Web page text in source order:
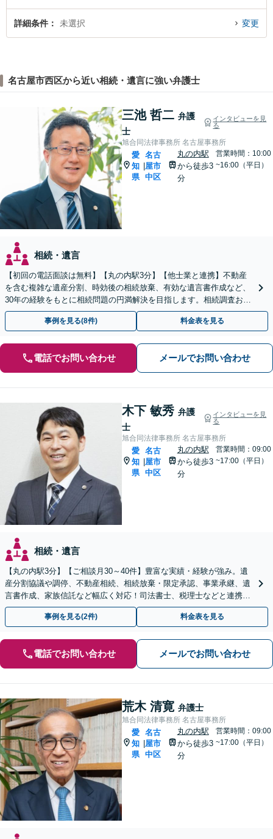
詳細条件 未選択 変更
名古屋市西区から近い相続・遺言に強い弁護士
三池 哲二 弁護
士
インタビューを見
る
旭合同法律事務所 名古屋事務所
愛
知
県
名古
屋市
中区
丸の内駅
から徒歩3
分
営業時間：10:00
~16:00（平日）
相続・遺言
【初回の電話面談は無料】【丸の内駅3分】【他士業と連携】不動産
を含む複雑な遺産分割、時効後の相続放棄、有効な遺言書作成など、
30年の経験をもとに相続問題の円満解決を目指します。相続調査お任
せパックあり【出張対応可】【夜間休日対応】
事例を見る(8件) 料金表を見る
電話でお問い合わせ メールでお問い合わせ
木下 敏秀 弁護
士
インタビューを見
る
旭合同法律事務所 名古屋事務所
愛
知
県
名古
屋市
中区
丸の内駅
から徒歩3
分
営業時間：09:00
~17:00（平日）
相続・遺言
【丸の内駅3分】【ご相談月30～40件】豊富な実績・経験が強み。遺
産分割協議や調停、不動産相続、相続放棄・限定承認、事業承継、遺
言書作成、家族信託など幅広く対応！司法書士、税理士などと連携し
て円滑な問題解決を目指します。【初回面談無料】
事例を見る(2件) 料金表を見る
電話でお問い合わせ メールでお問い合わせ
荒木 清寛 弁護士
旭合同法律事務所 名古屋事務所
愛
知
県
名古
屋市
中区
丸の内駅
から徒歩3
分
営業時間：09:00
~17:00（平日）